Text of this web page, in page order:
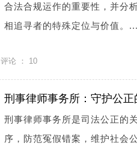
合法合规运作的重要性，并分
相追寻者的特殊定位与价值。...
评论 ： 10
刑事律师事务所：守护公
刑事律师事务所是司法公正的
序，防范冤假错案，维护社会